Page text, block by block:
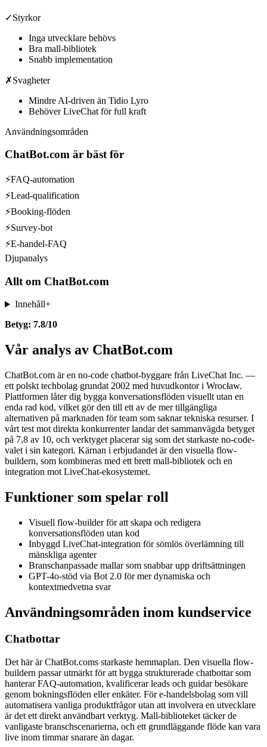
✓Styrkor
Inga utvecklare behövs
Bra mall-bibliotek
Snabb implementation
✗Svagheter
Mindre AI-driven än Tidio Lyro
Behöver LiveChat för full kraft
Användningsområden
ChatBot.com är bäst för
⚡FAQ-automation
⚡Lead-qualification
⚡Booking-flöden
⚡Survey-bot
⚡E-handel-FAQ
Djupanalys
Allt om ChatBot.com
Innehåll+
Betyg: 7.8/10
Vår analys av ChatBot.com
ChatBot.com är en no-code chatbot-byggare från LiveChat Inc. —
ett polskt techbolag grundat 2002 med huvudkontor i Wrocław.
Plattformen låter dig bygga konversationsflöden visuellt utan en
enda rad kod, vilket gör den till ett av de mer tillgängliga
alternativen på marknaden för team som saknar tekniska resurser. I
vårt test mot direkta konkurrenter landar det sammanvägda betyget
på 7,8 av 10, och verktyget placerar sig som det starkaste no-code-
valet i sin kategori. Kärnan i erbjudandet är den visuella flow-
buildern, som kombineras med ett brett mall-bibliotek och en
integration mot LiveChat-ekosystemet.
Funktioner som spelar roll
Visuell flow-builder för att skapa och redigera
konversationsflöden utan kod
Inbyggd LiveChat-integration för sömlös överlämning till
mänskliga agenter
Branschanpassade mallar som snabbar upp driftsättningen
GPT-4o-stöd via Bot 2.0 för mer dynamiska och
kontextmedvetna svar
Användningsområden inom kundservice
Chatbottar
Det här är ChatBot.coms starkaste hemmaplan. Den visuella flow-
buildern passar utmärkt för att bygga strukturerade chatbottar som
hanterar FAQ-automation, kvalificerar leads och guidar besökare
genom bokningsflöden eller enkäter. För e-handelsbolag som vill
automatisera vanliga produktfrågor utan att involvera en utvecklare
är det ett direkt användbart verktyg. Mall-biblioteket täcker de
vanligaste branschscenarierna, och ett grundläggande flöde kan vara
live inom timmar snarare än dagar.